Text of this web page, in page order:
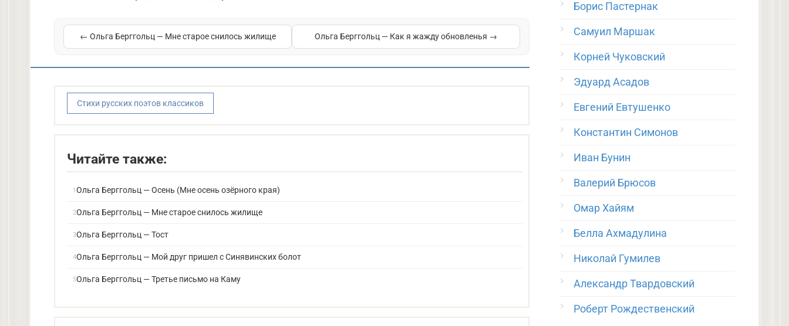
← Ольга Берггольц — Мне старое снилось жилище Ольга Берггольц — Как я жажду обновленья →
Стихи русских поэтов классиков
Читайте также:
Ольга Берггольц — Осень (Мне осень озёрного края)
Ольга Берггольц — Мне старое снилось жилище
Ольга Берггольц — Тост
Ольга Берггольц — Мой друг пришел с Синявинских болот
Ольга Берггольц — Третье письмо на Каму
Борис Пастернак
Самуил Маршак
Корней Чуковский
Эдуард Асадов
Евгений Евтушенко
Константин Симонов
Иван Бунин
Валерий Брюсов
Омар Хайям
Белла Ахмадулина
Николай Гумилев
Александр Твардовский
Роберт Рождественский